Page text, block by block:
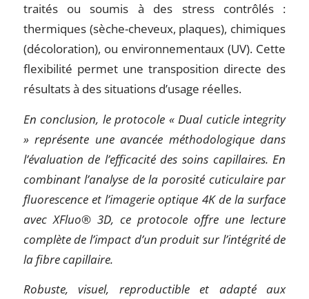
traités ou soumis à des stress contrôlés :
thermiques (sèche-cheveux, plaques), chimiques
(décoloration), ou environnementaux (UV). Cette
flexibilité permet une transposition directe des
résultats à des situations d’usage réelles.
En conclusion, le protocole « Dual cuticle integrity
» représente une avancée méthodologique dans
l’évaluation de l’efficacité des soins capillaires. En
combinant l’analyse de la porosité cuticulaire par
fluorescence et l’imagerie optique 4K de la surface
avec XFluo® 3D, ce protocole offre une lecture
complète de l’impact d’un produit sur l’intégrité de
la fibre capillaire.
Robuste, visuel, reproductible et adapté aux